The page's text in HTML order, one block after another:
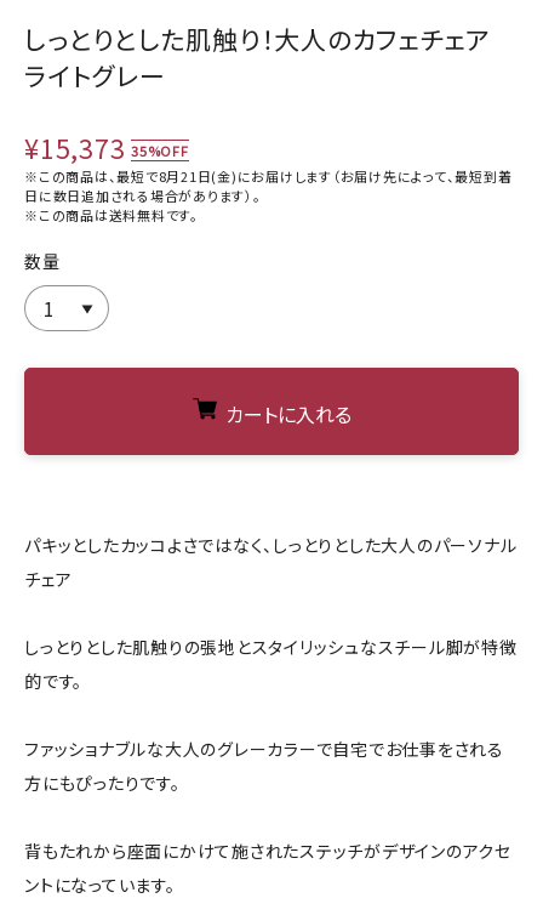
しっとりとした肌触り！大人のカフェチェア
ライトグレー
¥15,373 35%OFF
※この商品は、最短で8月21日(金)にお届けします（お届け先によって、最短到着
日に数日追加される場合があります）。
※この商品は送料無料です。
数量
カートに入れる
パキッとしたカッコよさではなく、しっとりとした大人のパーソナル
チェア
しっとりとした肌触りの張地とスタイリッシュなスチール脚が特徴
的です。
ファッショナブルな大人のグレーカラーで自宅でお仕事をされる
方にもぴったりです。
背もたれから座面にかけて施されたステッチがデザインのアクセ
ントになっています。